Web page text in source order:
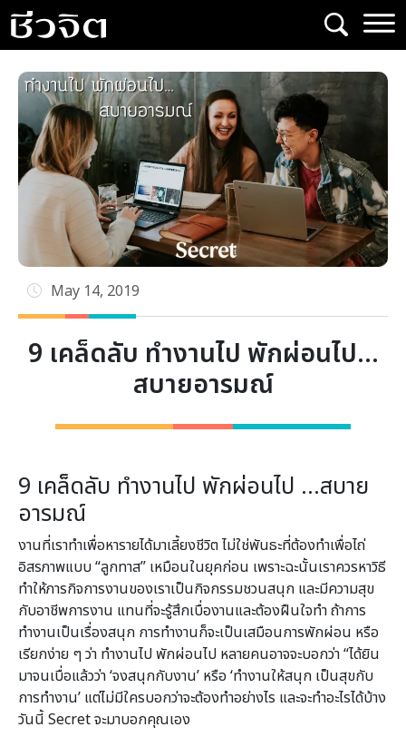
Skip
to
content
May 14, 2019
9 เคล็ดลับ ทำงานไป พักผ่อนไป…
สบายอารมณ์
9 เคล็ดลับ ทำงานไป พักผ่อนไป …สบาย
อารมณ์
งานที่เราทำเพื่อหารายได้มาเลี้ยงชีวิต ไม่ใช่พันธะที่ต้องทำเพื่อไถ่
อิสรภาพแบบ “ลูกทาส” เหมือนในยุคก่อน เพราะฉะนั้นเราควรหาวิธี
ทำให้ภารกิจการงานของเราเป็นกิจกรรมชวนสนุก และมีความสุข
กับอาชีพการงาน แทนที่จะรู้สึกเบื่องานและต้องฝืนใจทำ ถ้าการ
ทำงานเป็นเรื่องสนุก การทำงานก็จะเป็นเสมือนการพักผ่อน หรือ
เรียกง่าย ๆ ว่า ทำงานไป พักผ่อนไป หลายคนอาจจะบอกว่า “ได้ยิน
มาจนเบื่อแล้วว่า ‘จงสนุกกับงาน’ หรือ ‘ทำงานให้สนุก เป็นสุขกับ
การทำงาน’ แต่ไม่มีใครบอกว่าจะต้องทำอย่างไร และจะทำอะไรได้บ้าง
วันนี้ Secret จะมาบอกคุณเอง